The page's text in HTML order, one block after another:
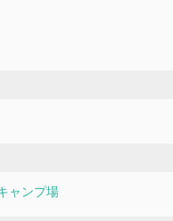
ャンプ場